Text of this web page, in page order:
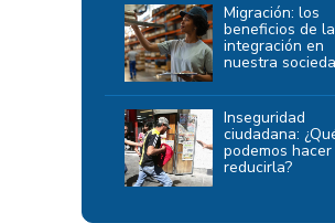
Migración: los
beneficios de la
integración en
nuestra
Inseguridad
ciudadana:
podemos
reducirla?